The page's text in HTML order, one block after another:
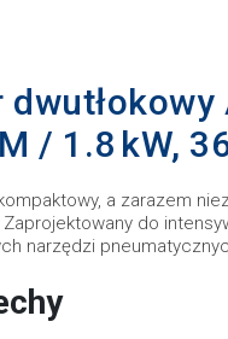
/ 1.8 kW,
a zarazem
do
narzędzi